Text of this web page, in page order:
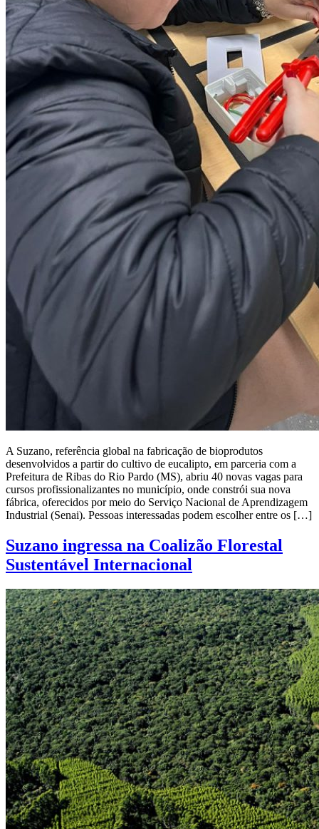
A Suzano, referência global na fabricação de bioprodutos
desenvolvidos a partir do cultivo de eucalipto, em parceria com a
Prefeitura de Ribas do Rio Pardo (MS), abriu 40 novas vagas para
cursos profissionalizantes no município, onde constrói sua nova
fábrica, oferecidos por meio do Serviço Nacional de Aprendizagem
Industrial (Senai). Pessoas interessadas podem escolher entre os […]
Suzano ingressa na Coalizão Florestal
Sustentável Internacional